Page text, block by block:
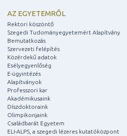
AZ EGYETEMRŐL
Rektori köszöntő
Szegedi Tudományegyetemért Alapítvány
Bemutatkozás
Szervezeti felépítés
Közérdekű adatok
Esélyegyenlőség
E-ügyintézés
Alapítványok
Professzori kar
Akadémikusaink
Díszdoktoraink
Olimpikonjaink
Családbarát Egyetem
ELI-ALPS, a szegedi lézeres kutatóközpont